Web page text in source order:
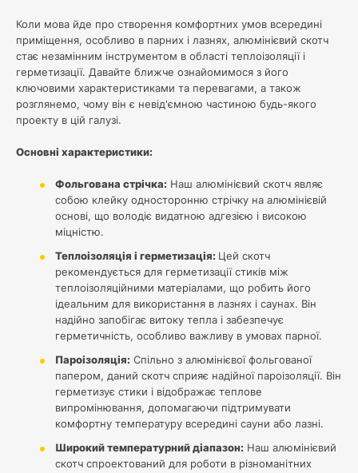
Коли мова йде про створення комфортних умов всередині
приміщення, особливо в парних і лазнях, алюмінієвий скотч
стає незамінним інструментом в області теплоізоляції і
герметизації. Давайте ближче ознайомимося з його
ключовими характеристиками та перевагами, а також
розглянемо, чому він є невід'ємною частиною будь-якого
проекту в цій галузі.
Основні характеристики:
Фольгована стрічка: Наш алюмінієвий скотч являє
собою клейку односторонню стрічку на алюмінієвій
основі, що володіє видатною адгезією і високою
міцністю.
Теплоізоляція і герметизація: Цей скотч
рекомендується для герметизації стиків між
теплоізоляційними матеріалами, що робить його
ідеальним для використання в лазнях і саунах. Він
надійно запобігає витоку тепла і забезпечує
герметичність, особливо важливу в умовах парної.
Пароізоляція: Спільно з алюмінієвої фольгованої
папером, даний скотч сприяє надійної пароізоляції. Він
герметизує стики і відображає теплове
випромінювання, допомагаючи підтримувати
комфортну температуру всередині сауни або лазні.
Широкий температурний діапазон: Наш алюмінієвий
скотч спроектований для роботи в різноманітних